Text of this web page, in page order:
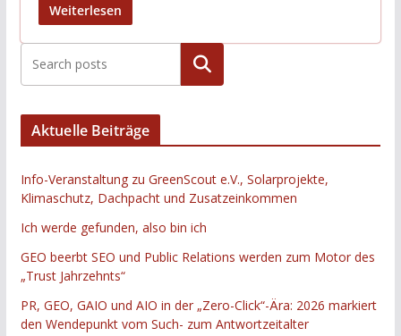
Weiterlesen
Suchen
Aktuelle Beiträge
Info-Veranstaltung zu GreenScout e.V., Solarprojekte,
Klimaschutz, Dachpacht und Zusatzeinkommen
Ich werde gefunden, also bin ich
GEO beerbt SEO und Public Relations werden zum Motor des
„Trust Jahrzehnts“
PR, GEO, GAIO und AIO in der „Zero-Click“-Ära: 2026 markiert
den Wendepunkt vom Such- zum Antwortzeitalter